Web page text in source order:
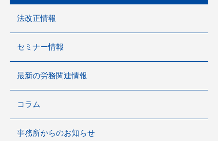
法改正情報
セミナー情報
最新の労務関連情報
コラム
事務所からのお知らせ